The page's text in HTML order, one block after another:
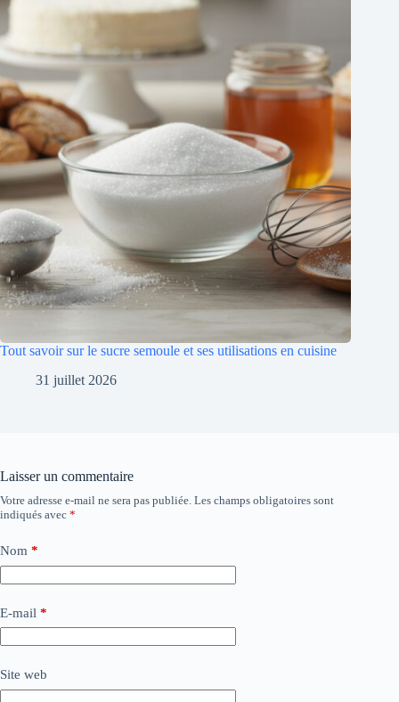
Tout savoir sur le sucre semoule et ses utilisations en cuisine
31 juillet 2026
Laisser un commentaire
Votre adresse e-mail ne sera pas publiée. Les champs obligatoires sont
indiqués avec *
Nom *
E-mail *
Site web